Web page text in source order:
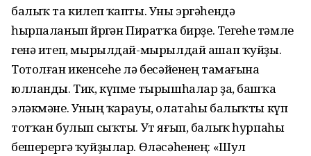
балыҡ та килеп ҡапты. Уны эргәһендә
һырпаланып йөрөгән Пиратҡа бирҙе. Тегеһе тәмле
генә итеп, мырылдай-мырылдай ашап ҡуйҙы.
Тотол­ған икенсеһе лә бесәйенең тамағына
юлланды. Тик, күпме тырышһалар ҙа, башҡа
эләкмәне. Уның ҡарауы, олата­һы балыҡты күп
тотҡан булып сыҡты. Ут яғып, балыҡ һурпаһы
бешерергә ҡуйҙылар. Өләсәһенең: «Шул